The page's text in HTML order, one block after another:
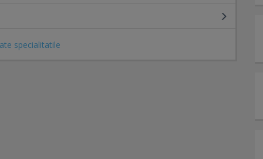
specialitatile